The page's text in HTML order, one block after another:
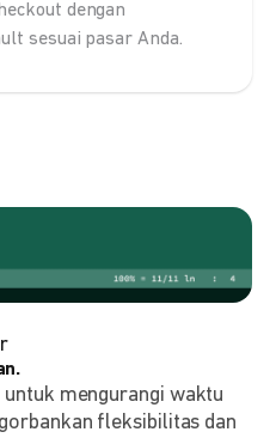
dengan
sesuai pasar Anda.
untuk mengurangi waktu
fleksibilitas dan